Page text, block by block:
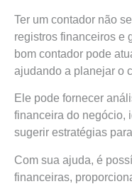
Ter um contador não
registros financeiros e
bom contador pode
ajudando a planejar o
Ele pode fornecer
financeira do negócio,
sugerir estratégias
Com sua ajuda, é
financeiras,